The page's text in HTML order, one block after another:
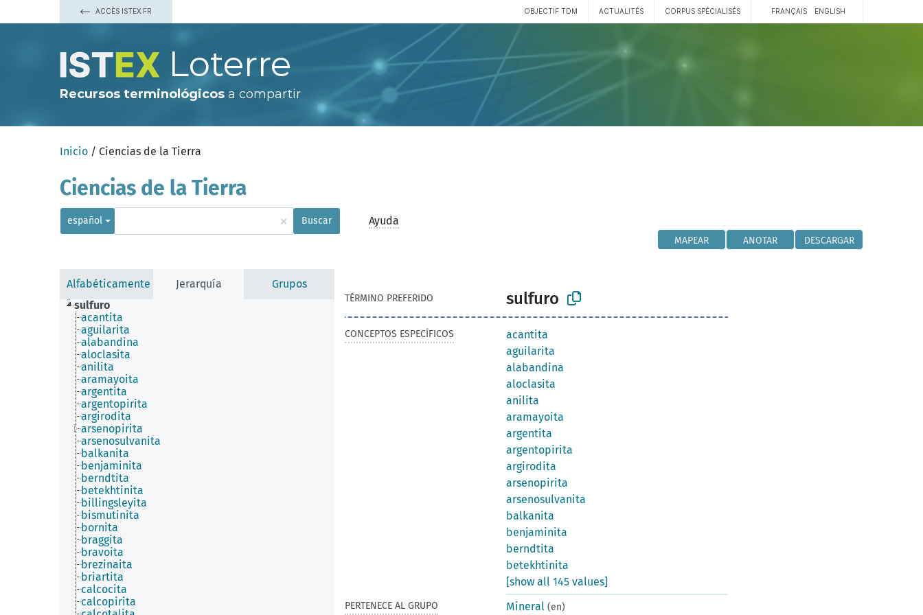
ACCÈS ISTEX.FR OBJECTIF TDM ACTUALITÉS CORPUS SPÉCIALISÉS FRANÇAIS ENGLISH
Loterre
Recursos terminológicos a compartir
Inicio / Ciencias de la Tierra
Ciencias de la Tierra
español × Buscar Ayuda
MAPEAR ANOTAR DESCARGAR
Alfabéticamente Jerarquía
Grupos
sulfuro
acantita
aguilarita
alabandina
aloclasita
anilita
aramayoita
argentita
argentopirita
argirodita
arsenopirita
arsenosulvanita
balkanita
benjaminita
berndtita
betekhtinita
billingsleyita
bismutinita
bornita
braggita
bravoita
brezinaita
briartita
calcocita
calcopirita
TÉRMINO PREFERIDO sulfuro
CONCEPTOS ESPECÍFICOS
acantita
aguilarita
alabandina
aloclasita
anilita
aramayoita
argentita
argentopirita
argirodita
arsenopirita
arsenosulvanita
balkanita
benjaminita
berndtita
betekhtinita
[show all 145 values]
PERTENECE AL GRUPO Mineral (en)